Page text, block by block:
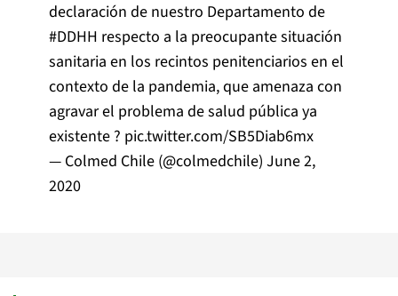
declaración de nuestro Departamento de
#DDHH respecto a la preocupante situación
sanitaria en los recintos penitenciarios en el
contexto de la pandemia, que amenaza con
agravar el problema de salud pública ya
existente ? pic.twitter.com/SB5Diab6mx
— Colmed Chile (@colmedchile) June 2,
2020